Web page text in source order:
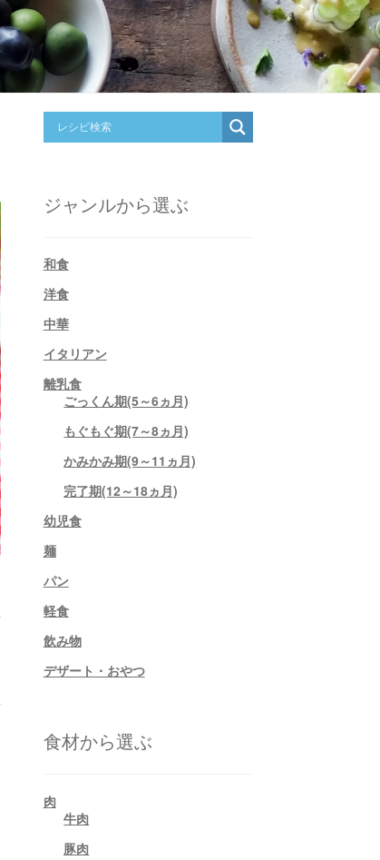
ジャンルから選ぶ
和食
洋食
中華
イタリアン
離乳食
ごっくん期(5～6ヵ月)
もぐもぐ期(7～8ヵ月)
かみかみ期(9～11ヵ月)
完了期(12～18ヵ月)
幼児食
麺
パン
軽食
飲み物
デザート・おやつ
食材から選ぶ
肉
牛肉
豚肉